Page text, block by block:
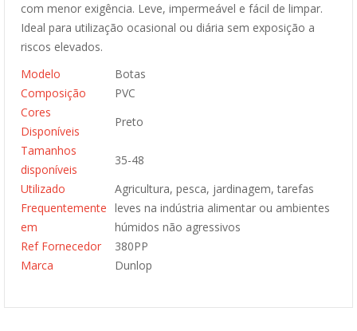
com menor exigência. Leve, impermeável e fácil de limpar.
Ideal para utilização ocasional ou diária sem exposição a
riscos elevados.
Modelo
Botas
Composição
PVC
Cores
Disponíveis
Preto
Tamanhos
disponíveis
35-48
Utilizado
Frequentemente
em
Agricultura, pesca, jardinagem, tarefas
leves na indústria alimentar ou ambientes
húmidos não agressivos
Ref Fornecedor
380PP
Marca
Dunlop